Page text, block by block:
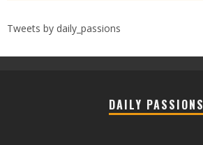
Tweets by daily_passions
DAILY PASSIONS